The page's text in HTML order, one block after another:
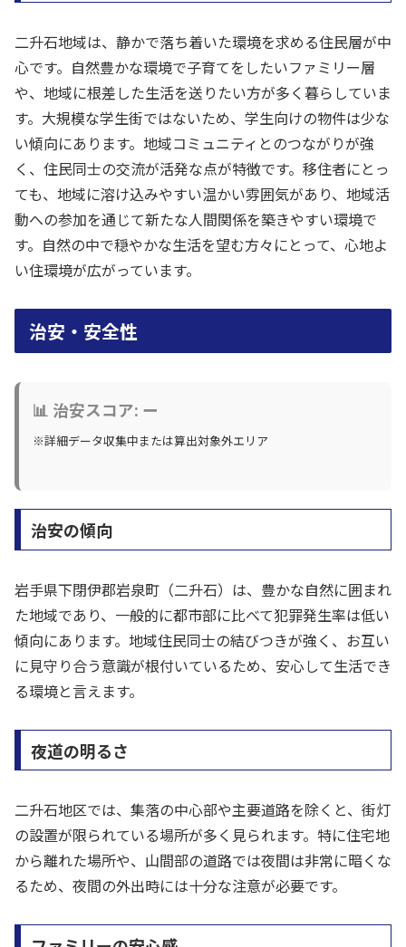
二升石地域は、静かで落ち着いた環境を求める住民層が中
心です。自然豊かな環境で子育てをしたいファミリー層
や、地域に根差した生活を送りたい方が多く暮らしていま
す。大規模な学生街ではないため、学生向けの物件は少な
い傾向にあります。地域コミュニティとのつながりが強
く、住民同士の交流が活発な点が特徴です。移住者にとっ
ても、地域に溶け込みやすい温かい雰囲気があり、地域活
動への参加を通じて新たな人間関係を築きやすい環境で
す。自然の中で穏やかな生活を望む方々にとって、心地よ
い住環境が広がっています。
治安・安全性
📊 治安スコア: ー
※詳細データ収集中または算出対象外エリア
治安の傾向
岩手県下閉伊郡岩泉町（二升石）は、豊かな自然に囲まれ
た地域であり、一般的に都市部に比べて犯罪発生率は低い
傾向にあります。地域住民同士の結びつきが強く、お互い
に見守り合う意識が根付いているため、安心して生活でき
る環境と言えます。
夜道の明るさ
二升石地区では、集落の中心部や主要道路を除くと、街灯
の設置が限られている場所が多く見られます。特に住宅地
から離れた場所や、山間部の道路では夜間は非常に暗くな
るため、夜間の外出時には十分な注意が必要です。